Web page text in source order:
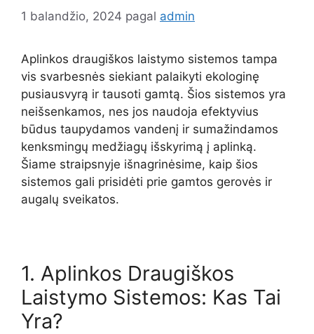
1 balandžio, 2024 pagal admin
Aplinkos draugiškos laistymo sistemos tampa
vis svarbesnės siekiant palaikyti ekologinę
pusiausvyrą ir tausoti gamtą. Šios sistemos yra
neišsenkamos, nes jos naudoja efektyvius
būdus taupydamos vandenį ir sumažindamos
kenksmingų medžiagų išskyrimą į aplinką.
Šiame straipsnyje išnagrinėsime, kaip šios
sistemos gali prisidėti prie gamtos gerovės ir
augalų sveikatos.
1. Aplinkos Draugiškos
Laistymo Sistemos: Kas Tai
Yra?